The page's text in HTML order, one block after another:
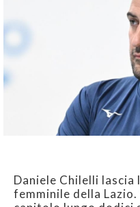
Daniele Chilelli lascia
femminile della Lazio.